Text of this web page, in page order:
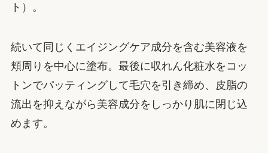
ト）。
続いて同じくエイジングケア成分を含む美容液を
頬周りを中心に塗布。最後に収れん化粧水をコッ
トンでパッティングして毛穴を引き締め、皮脂の
流出を抑えながら美容成分をしっかり肌に閉じ込
めます。